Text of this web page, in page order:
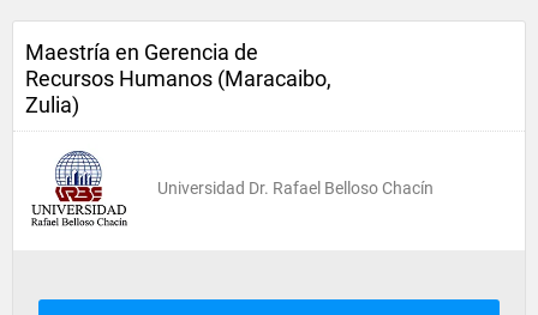
Maestría en Gerencia de
Recursos Humanos (Maracaibo,
Zulia)
Universidad Dr. Rafael Belloso Chacín